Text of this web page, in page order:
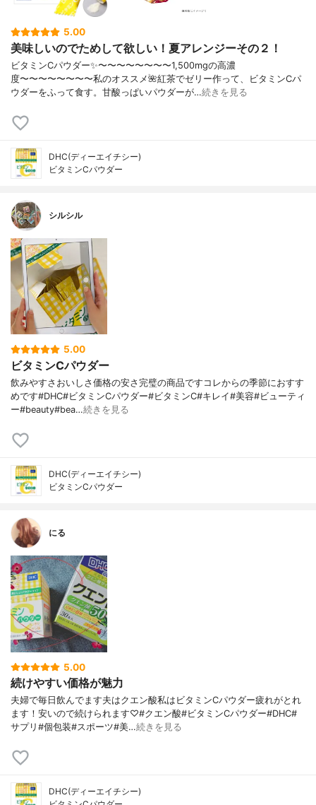
5.00
美味しいのでためして欲しい！夏アレンジーその２！
ビタミンCパウダー✨〜〜〜〜〜〜〜〜1,500mgの高濃
度〜〜〜〜〜〜〜〜私のオススメ🌺紅茶でゼリー作って、ビタミンCパ
ウダーをふって食す。甘酸っぱいパウダーが…続きを見る
DHC(ディーエイチシー)
ビタミンCパウダー
シルシル
5.00
ビタミンCパウダー
飲みやすさおいしさ価格の安さ完璧の商品ですコレからの季節におすす
めです#DHC#ビタミンCパウダー#ビタミンC#キレイ#美容#ビューティ
ー#beauty#bea…続きを見る
DHC(ディーエイチシー)
ビタミンCパウダー
にる
5.00
続けやすい価格が魅力
夫婦で毎日飲んでます夫はクエン酸私はビタミンCパウダー疲れがとれ
ます！安いので続けられます♡#クエン酸#ビタミンCパウダー#DHC#
サプリ#個包装#スポーツ#美…続きを見る
DHC(ディーエイチシー)